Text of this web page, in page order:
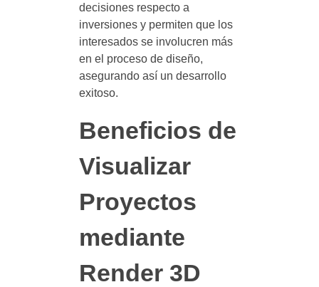
decisiones respecto a
inversiones y permiten que los
interesados se involucren más
en el proceso de diseño,
asegurando así un desarrollo
exitoso.
Beneficios de
Visualizar
Proyectos
mediante
Render 3D